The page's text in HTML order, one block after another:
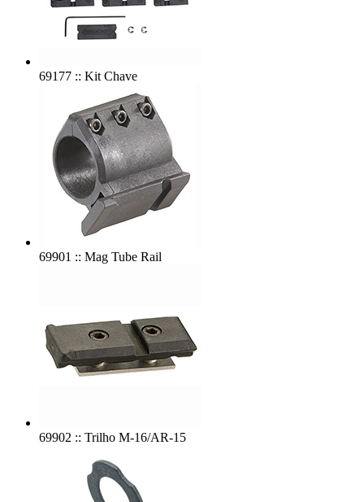
69177 :: Kit Chave
69901 :: Mag Tube Rail
69902 :: Trilho M-16/AR-15